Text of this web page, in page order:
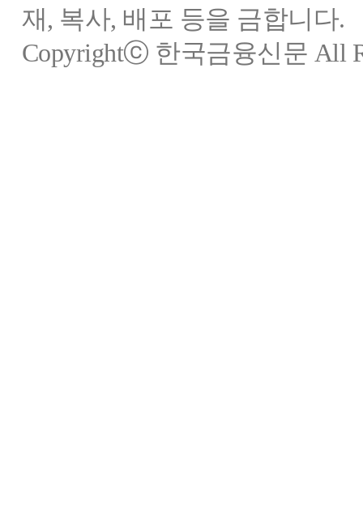
재, 복사, 배포 등을 금합니다.
Copyrightⓒ 한국금융신문 All